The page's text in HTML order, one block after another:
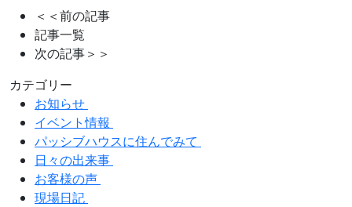
＜＜前の記事
記事一覧
次の記事＞＞
カテゴリー
お知らせ
イベント情報
パッシブハウスに住んでみて
日々の出来事
お客様の声
現場日記